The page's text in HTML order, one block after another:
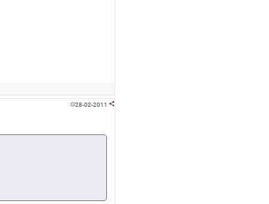
28-02-2011 